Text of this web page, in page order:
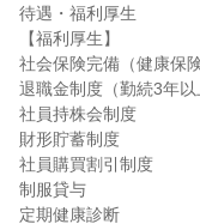
待遇・福利厚生
【福利厚生】
社会保険完備（健康保
退職金制度（勤続3年以
社員持株会制度
財形貯蓄制度
社員購買割引制度
制服貸与
定期健康診断